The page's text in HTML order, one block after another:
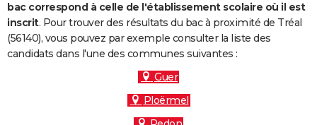
COPAINS D'AVANT
S'inscrire
Se connecter
Lycées
Collèges
Primaires
Universités
Entreprises
Service militaire
Avis de recherche
AVIS DE DÉCÈS
bac correspond à celle de l'établissement scolaire où il est
inscrit. Pour trouver des résultats du bac à proximité de Tréal
(56140), vous pouvez par exemple consulter la liste des
candidats dans l'une des communes suivantes :
Guer
Ploërmel